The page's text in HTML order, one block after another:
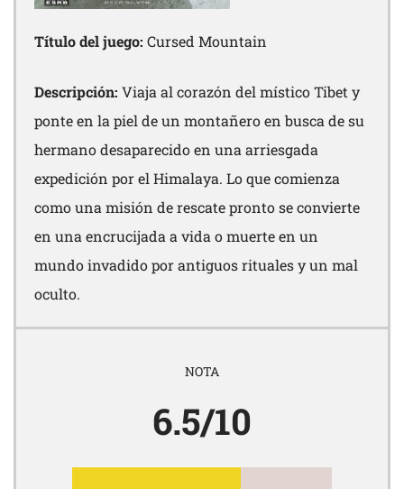
Título del juego: Cursed Mountain
Descripción: Viaja al corazón del místico Tibet y
ponte en la piel de un montañero en busca de su
hermano desaparecido en una arriesgada
expedición por el Himalaya. Lo que comienza
como una misión de rescate pronto se convierte
en una encrucijada a vida o muerte en un
mundo invadido por antiguos rituales y un mal
oculto.
NOTA
6.5/10